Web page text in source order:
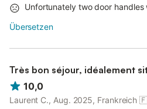
Unfortunately two door handles
Übersetzen
Très bon séjour, idéalement
10,0
Laurent C., Aug. 2025, Frankreich